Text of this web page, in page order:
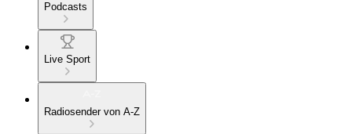
Podcasts
Live Sport
Radiosender von A-Z